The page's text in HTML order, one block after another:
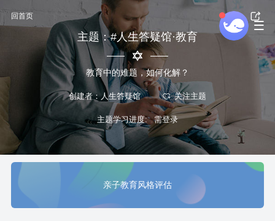
回首页
主题：#人生答疑馆·教育
教育中的难题，如何化解？
创建者：人生答疑馆
主题学习进度:
亲子教育风格评估